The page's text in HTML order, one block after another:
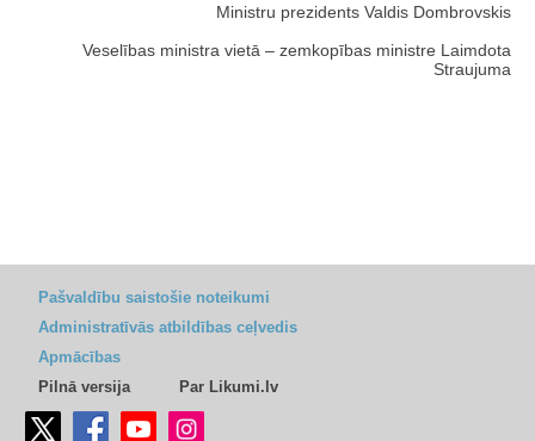
Ministru prezidents Valdis Dombrovskis
Veselības ministra vietā – zemkopības ministre Laimdota
Straujuma
Pašvaldību saistošie noteikumi
Administratīvās atbildības ceļvedis
Apmācības
Pilnā versija
Par Likumi.lv